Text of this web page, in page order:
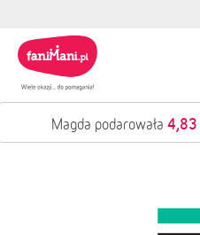
Magda podarowała 4,83